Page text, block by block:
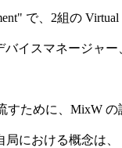
で、2組の Virtual
イスマネージャー
すために、MixW の
における概念は、